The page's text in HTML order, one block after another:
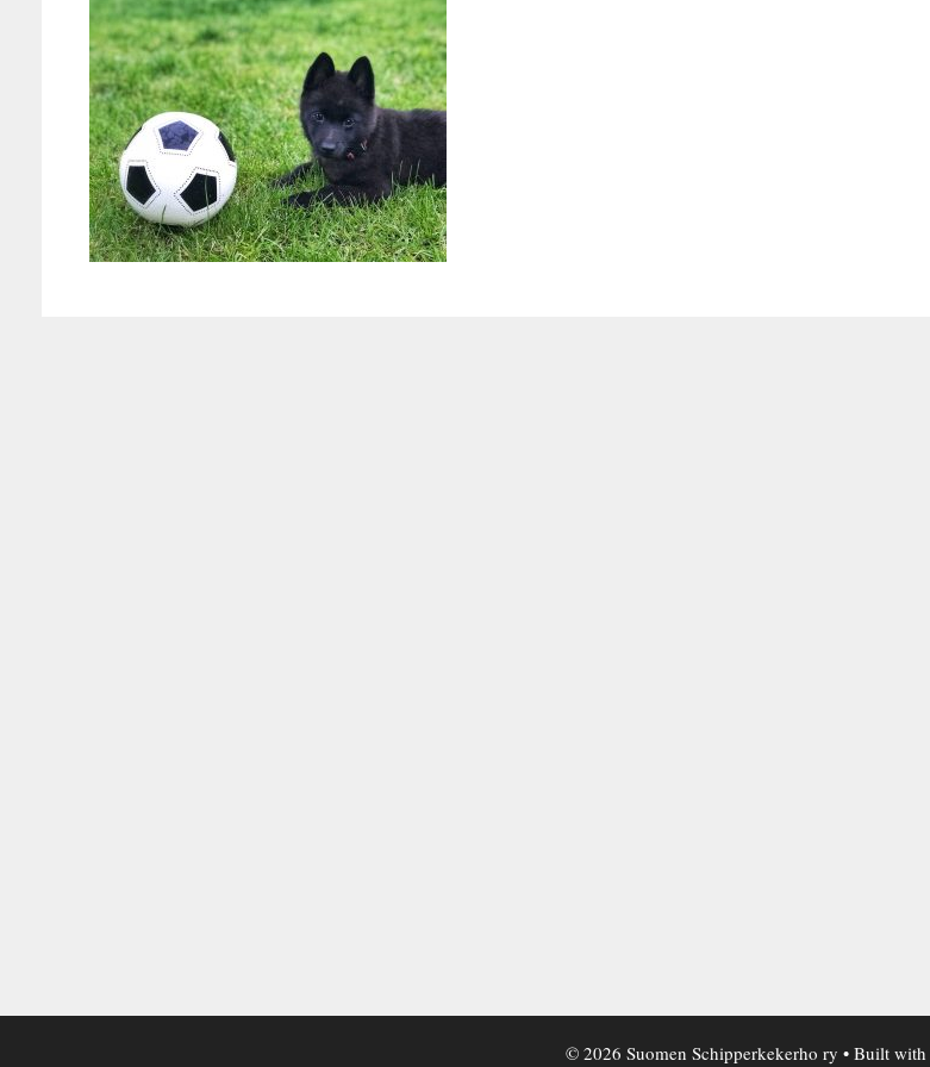
© 2026 Suomen Schipperkekerho ry • Built with